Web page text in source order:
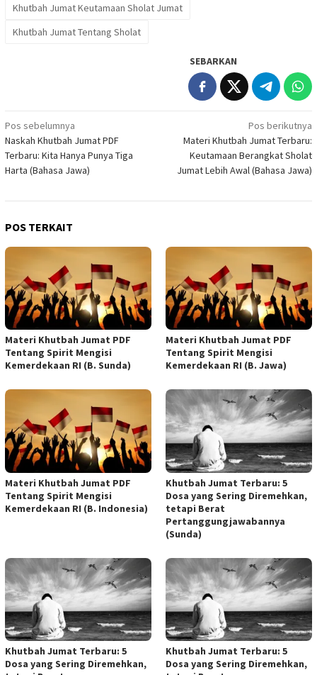
Khutbah Jumat Keutamaan Sholat Jumat
Khutbah Jumat Tentang Sholat
SEBARKAN
Navigasi
pos
Pos sebelumnya
Naskah Khutbah Jumat PDF
Terbaru: Kita Hanya Punya Tiga
Harta (Bahasa Jawa)
Pos berikutnya
Materi Khutbah Jumat Terbaru:
Keutamaan Berangkat Sholat
Jumat Lebih Awal (Bahasa Jawa)
POS TERKAIT
Materi Khutbah Jumat PDF
Tentang Spirit Mengisi
Kemerdekaan RI (B. Sunda)
Materi Khutbah Jumat PDF
Tentang Spirit Mengisi
Kemerdekaan RI (B. Jawa)
Materi Khutbah Jumat PDF
Tentang Spirit Mengisi
Kemerdekaan RI (B. Indonesia)
Khutbah Jumat Terbaru: 5
Dosa yang Sering Diremehkan,
tetapi Berat
Pertanggungjawabannya
(Sunda)
Khutbah Jumat Terbaru: 5
Dosa yang Sering Diremehkan,
Khutbah Jumat Terbaru: 5
Dosa yang Sering Diremehkan,